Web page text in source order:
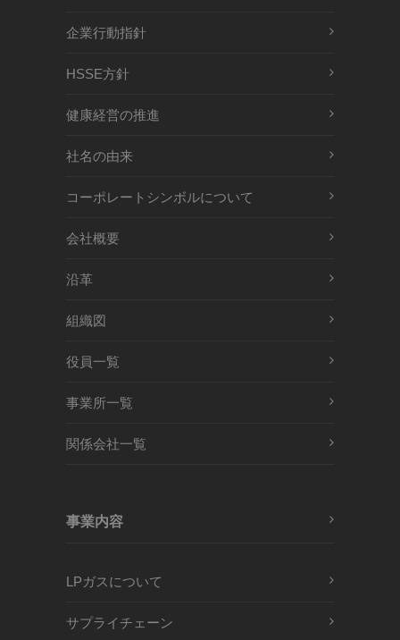
企業行動指針
HSSE方針
健康経営の推進
社名の由来
コーポレートシンボルについて
会社概要
沿革
組織図
役員一覧
事業所一覧
関係会社一覧
事業内容
LPガスについて
サプライチェーン